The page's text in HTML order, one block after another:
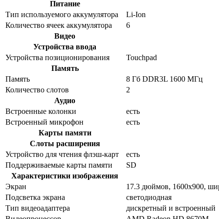
Питание
Тип используемого аккумулятора
Li-Ion
Количество ячеек аккумулятора
6
Видео
Устройства ввода
Устройства позиционирования
Touchpad
Память
Память
8 Гб DDR3L 1600 МГц
Количество слотов
2
Аудио
Встроенные колонки
есть
Встроенный микрофон
есть
Карты памяти
Слоты расширения
Устройство для чтения флэш-карт
есть
Поддерживаемые карты памяти
SD
Характеристики изображения
Экран
17.3 дюймов, 1600x900,
Подсветка экрана
светодиодная
Тип видеоадаптера
дискретный и встроенный